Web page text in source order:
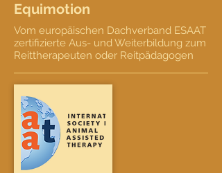
Equimotion
Vom europäischen Dachverband ESAAT
zertifizierte Aus- und Weiterbildung zum
Reittherapeuten oder Reitpädagogen